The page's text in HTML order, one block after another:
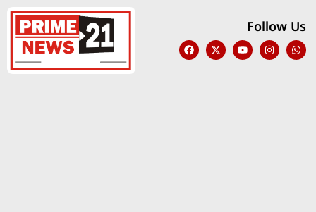
Follow Us